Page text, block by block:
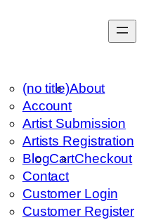
(no title)About
Account
Artist Submission
Artists Registration
BlogCartCheckout
Contact
Customer Login
Customer Register